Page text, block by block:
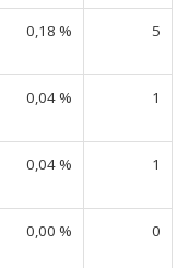
0,18 % 5
0,04 % 1
0,04 % 1
0,00 % 0